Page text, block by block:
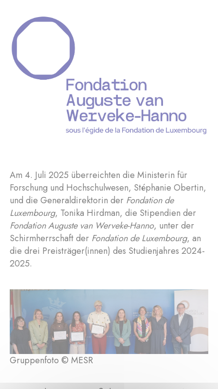
Am 4. Juli 2025 überreichten die Ministerin für
Forschung und Hochschulwesen, Stéphanie Obertin,
und die Generaldirektorin der Fondation de
Luxembourg, Tonika Hirdman, die Stipendien der
Fondation Auguste van Werveke-Hanno, unter der
Schirmherrschaft der Fondation de Luxembourg, an
die drei Preisträger(innen) des Studienjahres 2024-
2025.
Gruppenfoto © MESR